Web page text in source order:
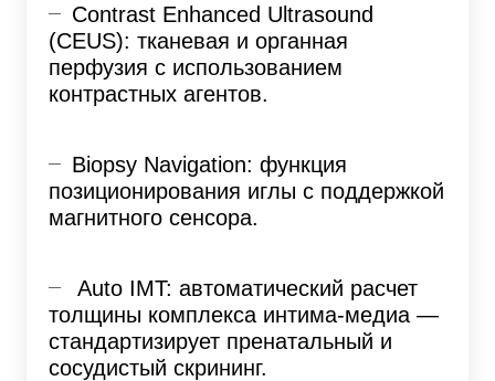
Contrast Enhanced Ultrasound
(CEUS): тканевая и органная
перфузия с использованием
контрастных агентов.
Biopsy Navigation: функция
позиционирования иглы с поддержкой
магнитного сенсора.
Auto IMT: автоматический расчет
толщины комплекса интима-медиа —
стандартизирует пренатальный и
сосудистый скрининг.